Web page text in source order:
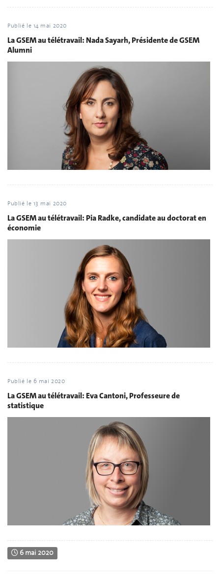
Publié le 14 mai 2020
La GSEM au télétravail: Nada Sayarh, Présidente de GSEM
Alumni
Publié le 13 mai 2020
La GSEM au télétravail: Pia Radke, candidate au doctorat en
économie
Publié le 6 mai 2020
La GSEM au télétravail: Eva Cantoni, Professeure de
statistique
6 mai 2020